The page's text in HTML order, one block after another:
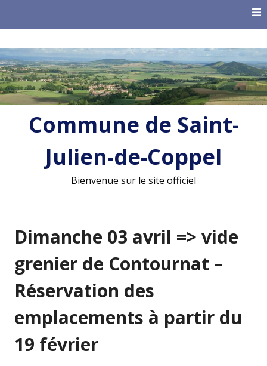
Commune de Saint-
Julien-de-Coppel
Bienvenue sur le site officiel
Dimanche 03 avril => vide
grenier de Contournat –
Réservation des
emplacements à partir du
19 février